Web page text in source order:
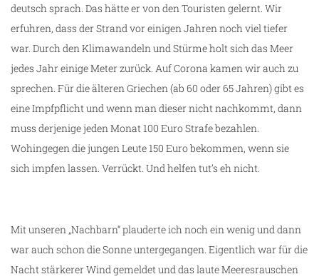
deutsch sprach. Das hätte er von den Touristen gelernt. Wir
erfuhren, dass der Strand vor einigen Jahren noch viel tiefer
war. Durch den Klimawandeln und Stürme holt sich das Meer
jedes Jahr einige Meter zurück. Auf Corona kamen wir auch zu
sprechen. Für die älteren Griechen (ab 60 oder 65 Jahren) gibt es
eine Impfpflicht und wenn man dieser nicht nachkommt, dann
muss derjenige jeden Monat 100 Euro Strafe bezahlen.
Wohingegen die jungen Leute 150 Euro bekommen, wenn sie
sich impfen lassen. Verrückt. Und helfen tut’s eh nicht.
Mit unseren „Nachbarn“ plauderte ich noch ein wenig und dann
war auch schon die Sonne untergegangen. Eigentlich war für die
Nacht stärkerer Wind gemeldet und das laute Meeresrauschen